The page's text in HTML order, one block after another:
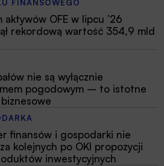
FINANSOWEGO
aktywów OFE w lipcu ’26
rekordową wartość 354,9 mld
nie są wyłącznie
pogodowym – to istotne
finansów i gospodarki nie
kolejnych po OKI propozycji
inwestycyjnych